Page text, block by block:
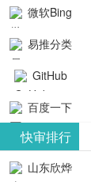
年最新电影
的在线观
看，快来碟
调电影网在
线观看最新
热门影视作
微软Bing
易推分类
目录网
GitHub
百度一下
快审排行
山东欣烨